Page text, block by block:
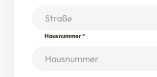
Hausnummer*